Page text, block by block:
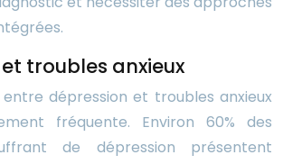
troubles anxieux
dépression et troubles anxieux
fréquente. Environ 60% des
de dépression présentent